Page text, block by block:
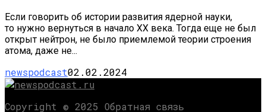
Если говорить об истории развития ядерной науки,
то нужно вернуться в начало XX века. Тогда еще не был
открыт нейтрон, не было приемлемой теории строения
атома, даже не...
newspodcast02.02.2024
Copyright © 2025 Обратная связь